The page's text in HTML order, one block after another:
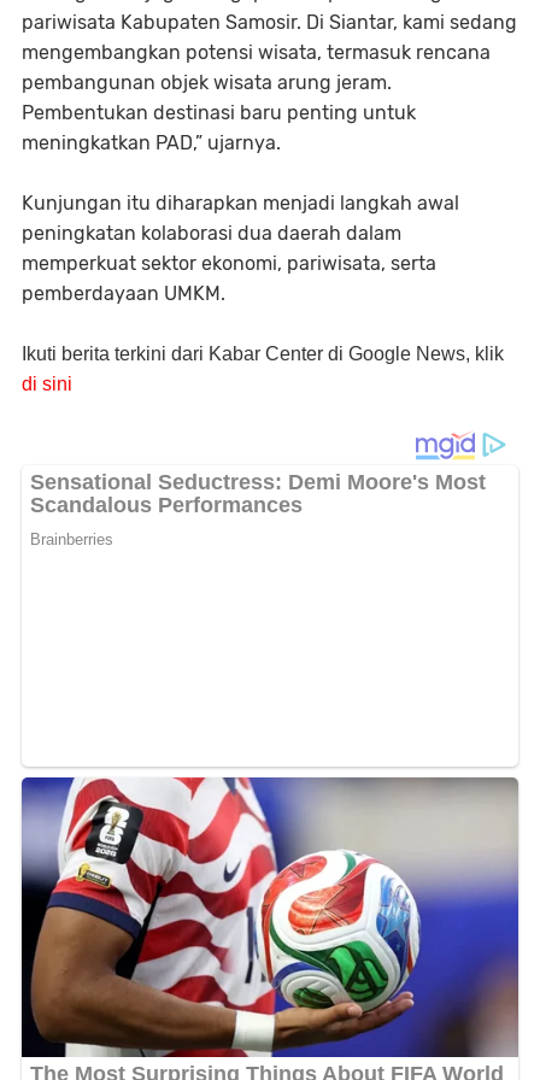
pariwisata Kabupaten Samosir. Di Siantar, kami sedang
mengembangkan potensi wisata, termasuk rencana
pembangunan objek wisata arung jeram.
Pembentukan destinasi baru penting untuk
meningkatkan PAD,” ujarnya.
Kunjungan itu diharapkan menjadi langkah awal
peningkatan kolaborasi dua daerah dalam
memperkuat sektor ekonomi, pariwisata, serta
pemberdayaan UMKM.
Ikuti berita terkini dari Kabar Center di Google News, klik
di sini